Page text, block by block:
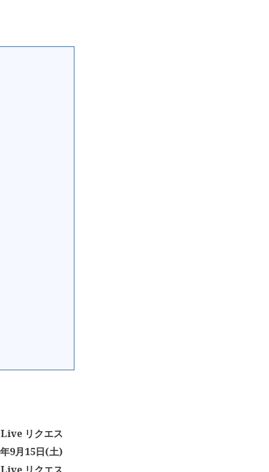
リクエス
9月15日(土)